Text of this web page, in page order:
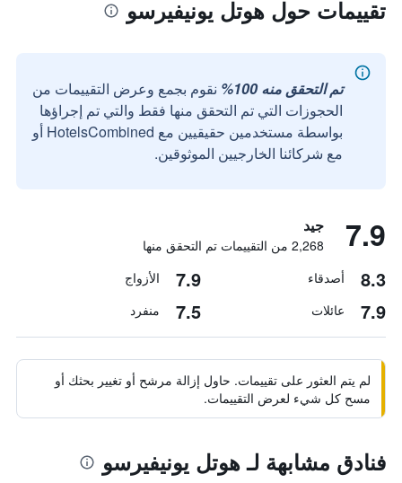
تقييمات حول هوتل يونيفيرسو
تم التحقق منه 100%
نقوم بجمع وعرض التقييمات من
الحجوزات التي تم التحقق منها فقط والتي تم إجراؤها
بواسطة مستخدمين حقيقيين مع HotelsCombined أو
مع شركائنا الخارجيين الموثوقين.
7.9 جيد
2,268 من التقييمات تم التحقق منها
8.3 أصدقاء 7.9 الأزواج
7.9 عائلات 7.5 منفرد
لم يتم العثور على تقييمات. حاول إزالة مرشح أو تغيير بحثك أو
مسح كل شيء لعرض التقييمات.
فنادق مشابهة لـ هوتل يونيفيرسو